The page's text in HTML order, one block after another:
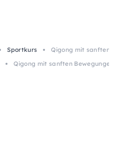
Sportkurs
Qigong mit sanften
Qigong mit sanften Bewegungen